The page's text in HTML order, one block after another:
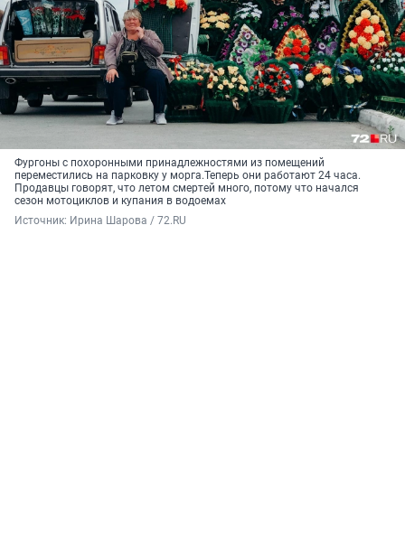
Фургоны с похоронными принадлежностями из помещений
переместились на парковку у морга.Теперь они работают 24 часа.
Продавцы говорят, что летом смертей много, потому что начался
сезон мотоциклов и купания в водоемах
Источник: Ирина Шарова / 72.RU